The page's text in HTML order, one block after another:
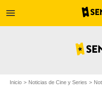
menu
Inicio Noticias de Cine y Series